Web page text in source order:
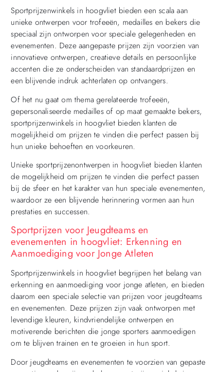
Sportprijzenwinkels in hoogvliet bieden een scala aan
unieke ontwerpen voor trofeeën, medailles en bekers die
speciaal zijn ontworpen voor speciale gelegenheden en
evenementen. Deze aangepaste prijzen zijn voorzien van
innovatieve ontwerpen, creatieve details en persoonlijke
accenten die ze onderscheiden van standaardprijzen en
een blijvende indruk achterlaten op ontvangers.
Of het nu gaat om thema gerelateerde trofeeën,
gepersonaliseerde medailles of op maat gemaakte bekers,
sportprijzenwinkels in hoogvliet bieden klanten de
mogelijkheid om prijzen te vinden die perfect passen bij
hun unieke behoeften en voorkeuren.
Unieke sportprijzenontwerpen in hoogvliet bieden klanten
de mogelijkheid om prijzen te vinden die perfect passen
bij de sfeer en het karakter van hun speciale evenementen,
waardoor ze een blijvende herinnering vormen aan hun
prestaties en successen.
Sportprijzen voor Jeugdteams en
evenementen in hoogvliet: Erkenning en
Aanmoediging voor Jonge Atleten
Sportprijzenwinkels in hoogvliet begrijpen het belang van
erkenning en aanmoediging voor jonge atleten, en bieden
daarom een speciale selectie van prijzen voor jeugdteams
en evenementen. Deze prijzen zijn vaak ontworpen met
levendige kleuren, kindvriendelijke ontwerpen en
motiverende berichten die jonge sporters aanmoedigen
om te blijven trainen en te groeien in hun sport.
Door jeugdteams en evenementen te voorzien van gepaste